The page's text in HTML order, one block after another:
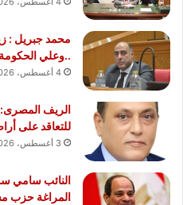
..وعلي
4 أغسطس، 2026
للتعاقد على
3 أغسطس، 2026
النائب سامي
المراغة حزب